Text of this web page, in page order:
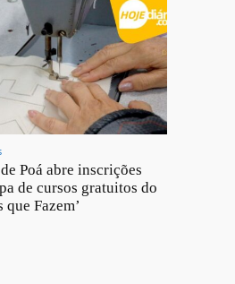
Poá abre inscrições
de cursos gratuitos do
Fazem’